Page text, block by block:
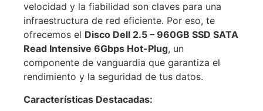
velocidad y la fiabilidad son claves para una
infraestructura de red eficiente. Por eso, te
ofrecemos el Disco Dell 2.5 – 960GB SSD SATA
Read Intensive 6Gbps Hot-Plug, un
componente de vanguardia que garantiza el
rendimiento y la seguridad de tus datos.
Características Destacadas: